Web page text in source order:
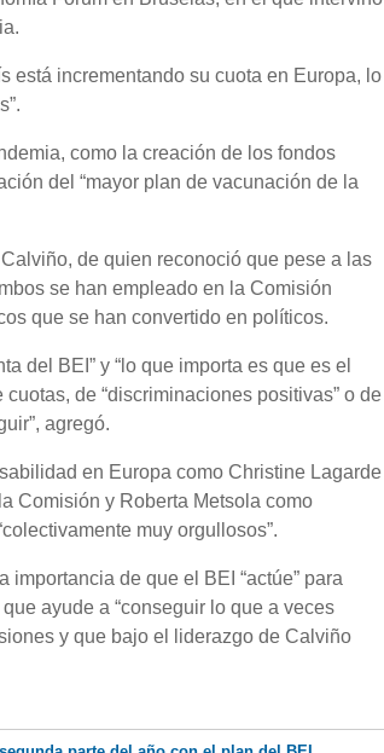
está incrementando su cuota en Europa, lo
como la creación de los fondos
del “mayor plan de vacunación de la
de quien reconoció que pese a las
se han empleado en la Comisión
que se han convertido en políticos.
del BEI” y “lo que importa es que es el
de “discriminaciones positivas” o de
agregó.
en Europa como Christine Lagarde
Comisión y Roberta Metsola como
muy orgullosos”.
de que el BEI “actúe” para
ayude a “conseguir lo que a veces
y que bajo el liderazgo de Calviño